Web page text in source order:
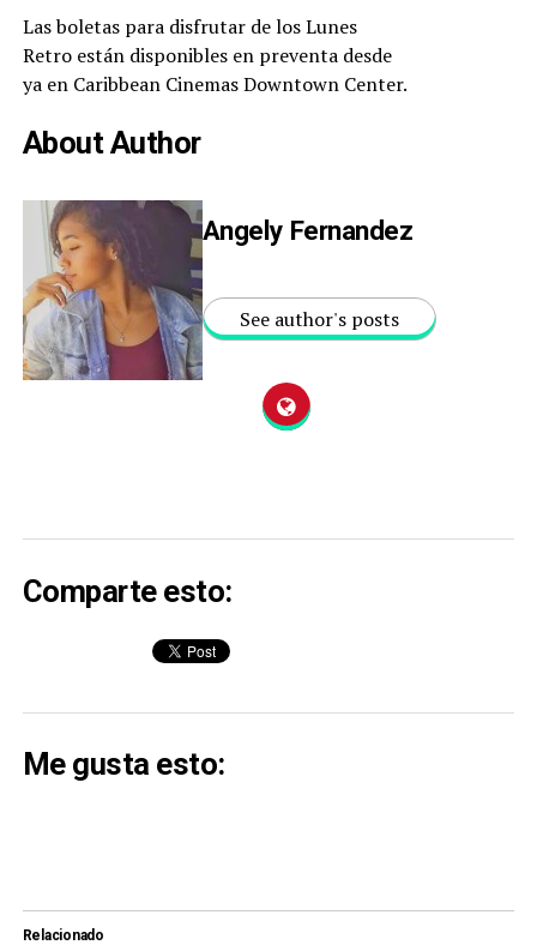
Las boletas para disfrutar de los Lunes
Retro están disponibles en preventa desde
ya en Caribbean CinemasDowntown Center.
About Author
Angely Fernandez
See author's posts
Comparte esto:
Me gusta esto:
Relacionado